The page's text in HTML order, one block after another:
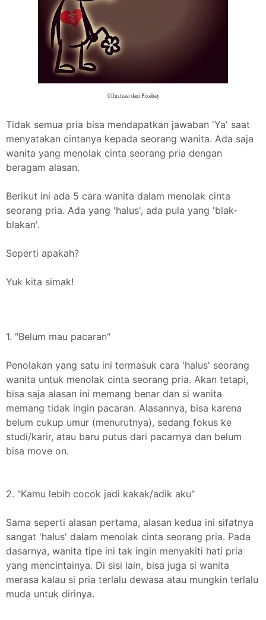
©Ilustrasi dari Pixabay
Tidak semua pria bisa mendapatkan jawaban 'Ya' saat
menyatakan cintanya kepada seorang wanita. Ada saja
wanita yang menolak cinta seorang pria dengan
beragam alasan.
Berikut ini ada 5 cara wanita dalam menolak cinta
seorang pria. Ada yang 'halus', ada pula yang 'blak-
blakan'.
Seperti apakah?
Yuk kita simak!
1. "Belum mau pacaran"
Penolakan yang satu ini termasuk cara 'halus' seorang
wanita untuk menolak cinta seorang pria. Akan tetapi,
bisa saja alasan ini memang benar dan si wanita
memang tidak ingin pacaran. Alasannya, bisa karena
belum cukup umur (menurutnya), sedang fokus ke
studi/karir, atau baru putus dari pacarnya dan belum
bisa move on.
2. "Kamu lebih cocok jadi kakak/adik aku"
Sama seperti alasan pertama, alasan kedua ini sifatnya
sangat 'halus' dalam menolak cinta seorang pria. Pada
dasarnya, wanita tipe ini tak ingin menyakiti hati pria
yang mencintainya. Di sisi lain, bisa juga si wanita
merasa kalau si pria terlalu dewasa atau mungkin terlalu
muda untuk dirinya.